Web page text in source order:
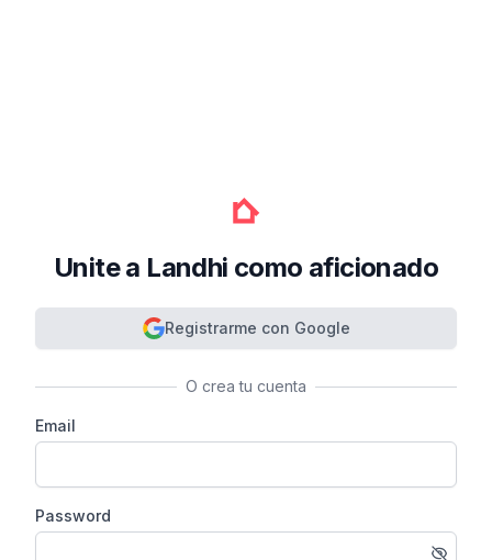
Unite a Landhi como aficionado
Registrarme con Google
O crea tu cuenta
Email
Password